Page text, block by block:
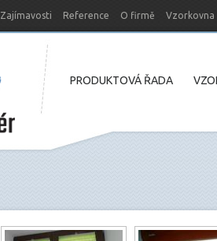
Zajímavosti Reference O firmě Vzorkovna
PRODUKTOVÁ ŘADA